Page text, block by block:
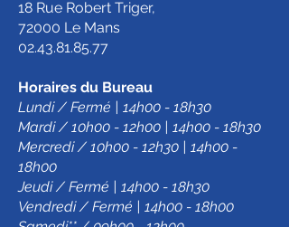
18 Rue Robert Triger,
72000 Le Mans
02.43.81.85.77
Horaires du Bureau
Lundi / Fermé | 14h00 - 18h30
Mardi / 10h00 - 12h00 | 14h00 - 18h30
Mercredi / 10h00 - 12h30 | 14h00 -
18h00
Jeudi / Fermé | 14h00 - 18h30
Vendredi / Fermé | 14h00 - 18h00